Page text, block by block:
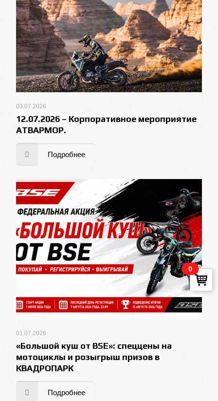
03.07.2026
12.07.2026 – Корпоративное мероприятие
АТВАРМОР.
Подробнее
01.07.2026
«Большой куш от BSE»: спеццены на
мотоциклы и розыгрыш призов в
КВАДРОПАРК
Подробнее
0